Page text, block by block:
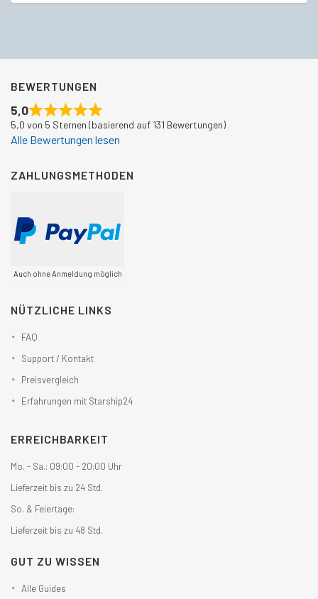
BEWERTUNGEN
5,0
5,0 von 5 Sternen (basierend auf 131 Bewertungen)
Alle Bewertungen lesen
ZAHLUNGSMETHODEN
Auch ohne Anmeldung möglich
NÜTZLICHE LINKS
FAQ
Support / Kontakt
Preisvergleich
Erfahrungen mit Starship24
ERREICHBARKEIT
Mo. - Sa.: 09:00 - 20:00 Uhr
Lieferzeit bis zu 24 Std.
So. & Feiertage:
Lieferzeit bis zu 48 Std.
GUT ZU WISSEN
Alle Guides